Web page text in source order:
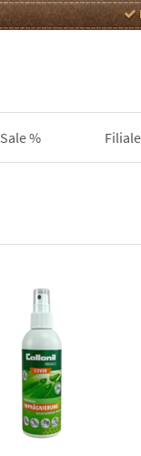
Sale %